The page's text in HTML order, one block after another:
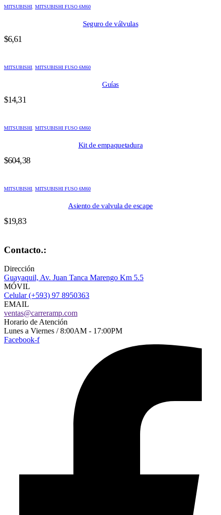
MITSUBISHI MITSUBISHI FUSO 6M60
Seguro de válvulas
$6,61
MITSUBISHI MITSUBISHI FUSO 6M60
Guías
$14,31
MITSUBISHI MITSUBISHI FUSO 6M60
Kit de empaquetadura
$604,38
MITSUBISHI MITSUBISHI FUSO 6M60
Asiento de valvula de escape
$19,83
Contacto.:
Dirección
Guayaquil, Av. Juan Tanca Marengo Km 5.5
MÓVIL
Celular (+593) 97 8950363
EMAIL
ventas@carreramp.com
Horario de Atención
Lunes a Viernes / 8:00AM - 17:00PM
Facebook-f